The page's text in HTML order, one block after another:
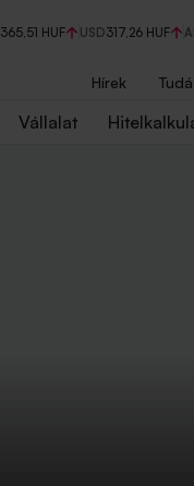
365,51 HUF USD317,26 HUF
Hírek
Vállalat